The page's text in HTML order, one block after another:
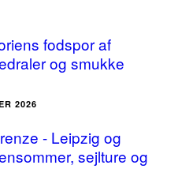
fodspor af
og smukke
2026
- Leipzig og
sejlture og